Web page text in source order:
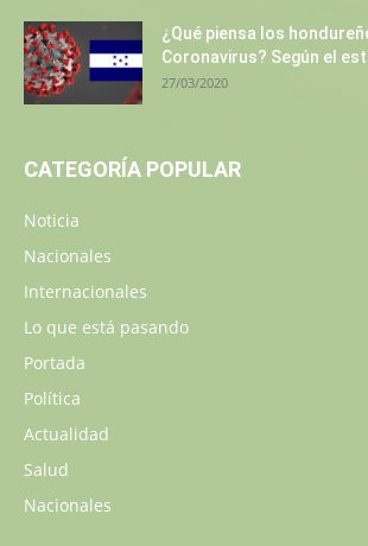
¿Qué piensa los
Coronavirus? Según el
27/03/2020
CATEGORÍA POPULAR
Noticia
Nacionales
Internacionales
Lo que está pasando
Portada
Política
Actualidad
Salud
Nacionales